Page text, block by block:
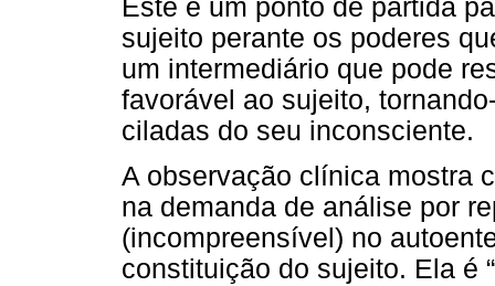
Este é um ponto de partida
sujeito perante os poderes
um intermediário que pode
favorável ao sujeito,
ciladas do seu inconsciente.
A observação clínica mostra
na demanda de análise por
(incompreensível) no
constituição do sujeito. Ela é